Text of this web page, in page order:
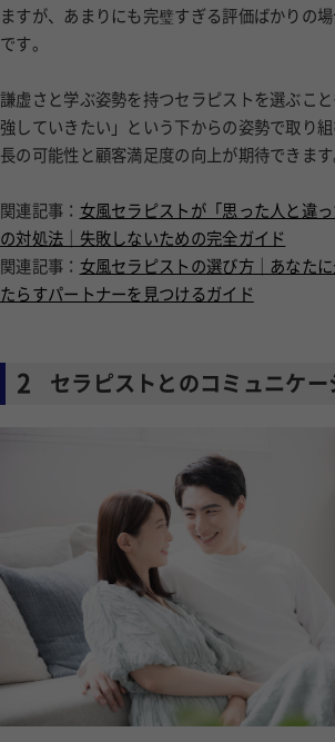
ますが、あまりにも完璧すぎる評価ばかりの
です。
謙虚さと学ぶ姿勢を持つセラピストを選ぶこ
強していきたい」という下からの姿勢で取り
長の可能性と顧客満足度の向上が期待できます
関連記事： 女風セラピストが「思った人と違
の対処法｜失敗しないための完全ガイド
関連記事： 女風セラピストの選び方｜あなた
たらすパートナーを見つけるガイド
2 セラピストとのコミュニケー